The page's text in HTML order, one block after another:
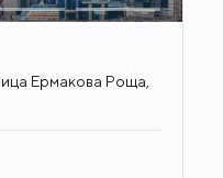
Ермакова Роща,